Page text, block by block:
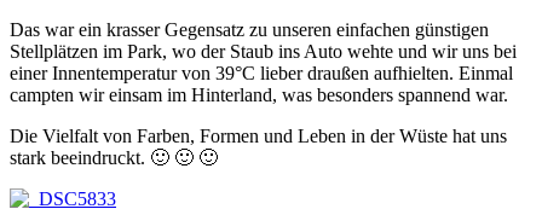
Das war ein krasser Gegensatz zu unseren einfachen günstigen
Stellplätzen im Park, wo der Staub ins Auto wehte und wir uns bei
einer Innentemperatur von 39°C lieber draußen aufhielten. Einmal
campten wir einsam im Hinterland, was besonders spannend war.
Die Vielfalt von Farben, Formen und Leben in der Wüste hat uns
stark beeindruckt. 🙂 🙂 🙂